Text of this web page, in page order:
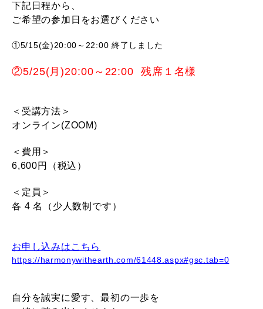
下記日程から、
ご希望の参加日をお選びください
①5/15(金)20:00～22:00 終了しました
②5/25(月)20:00～22:00 残席１名様
＜受講方法＞
オンライン(ZOOM)
＜費用＞
6,600円（税込）
＜定員＞
各 4 名（少人数制です）
お申し込みはこちら
https://harmonywithearth.com/61448.aspx#gsc.tab=0
自分を誠実に愛す、最初の一歩を